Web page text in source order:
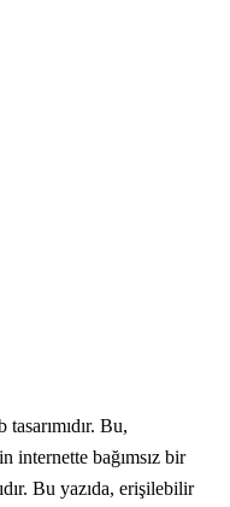
Bu,
internette bağımsız bir
Bu yazıda, erişilebilir